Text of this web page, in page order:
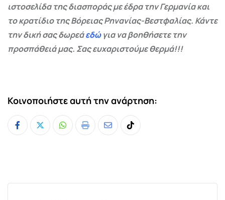
ιστοσελίδα της διασποράς με έδρα την Γερμανία και
το κρατίδιο της Βόρειας Ρηνανίας-Βεστφαλίας. Κάντε
την δική σας δωρεάεδώγια να βοηθήσετε την
προσπάθειά μας. Σας ευχαριστούμε θερμά!!!
Κοινοποιήστε αυτή την ανάρτηση:
Whatsapp
Print
ShareTiktok